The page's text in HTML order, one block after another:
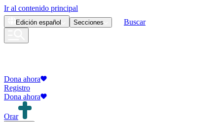
Ir al contenido principal
Edición español Secciones Buscar
Dona ahora
Registro
Dona ahora
Orar